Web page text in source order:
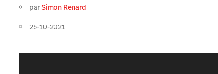
parSimon Renard
25-10-2021